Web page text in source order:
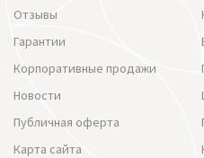
Отзывы
Гарантии
Корпоративные продажи
Новости
Публичная оферта
Карта сайта